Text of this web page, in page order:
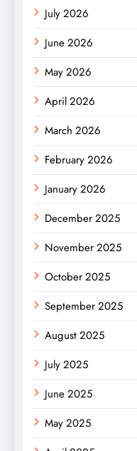
July 2026
June 2026
May 2026
April 2026
March 2026
February 2026
January 2026
December 2025
November 2025
October 2025
September 2025
August 2025
July 2025
June 2025
May 2025